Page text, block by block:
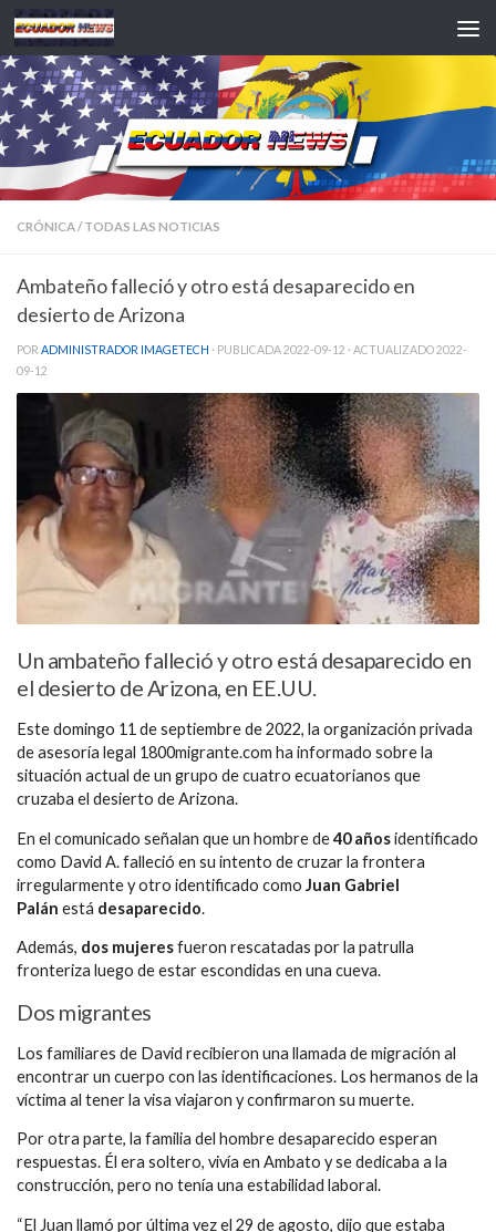
Saltar al contenido
CRÓNICA/ TODAS LAS NOTICIAS
Ambateño falleció y otro está desaparecido en
desierto de Arizona
POR ADMINISTRADOR IMAGETECH · PUBLICADA2022-09-12 · ACTUALIZADO2022-
09-12
Un ambateño falleció y otro está desaparecido en
el desierto de Arizona, en EE.UU.
Este domingo 11 de septiembre de 2022, la organización privada
de asesoría legal 1800migrante.com ha informado sobre la
situación actual de un grupo de cuatro ecuatorianos que
cruzaba el desierto de Arizona.
En el comunicado señalan que un hombre de40 añosidentificado
como David A. falleció en su intento de cruzar la frontera
irregularmente y otro identificado como Juan Gabriel
Palán está desaparecido.
Además, dos mujeresfueron rescatadas por la patrulla
fronteriza luego de estar escondidas en una cueva.
Dos migrantes
Los familiares de David recibieron una llamada de migración al
encontrar un cuerpo con las identificaciones. Los hermanos de la
víctima al tener la visa viajaron y confirmaron su muerte.
Por otra parte, la familia del hombre desaparecido esperan
respuestas. Él era soltero, vivía en Ambato y se dedicaba a la
construcción, pero no tenía una estabilidad laboral.
“El Juan llamó por última vez el 29 de agosto, dijo que estaba